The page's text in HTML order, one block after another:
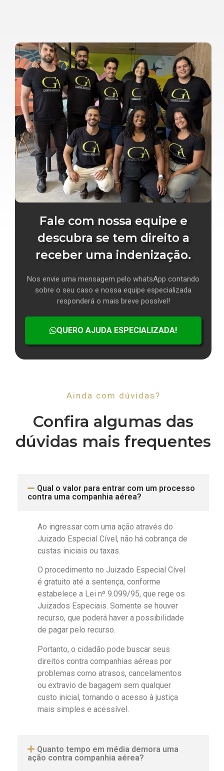
Fale com nossa equipe e
descubra se tem direito a
receber uma indenização.
Nos envie uma mensagem pelo whatsApp contando
sobre o seu caso e nossa equipe especializada
responderá o mais breve possível!
QUERO AJUDA ESPECIALIZADA!
Ainda com dúvidas?
Confira algumas das
dúvidas mais frequentes
Qual o valor para entrar com um processo
contra uma companhia aérea?
Ao ingressar com uma ação através do
Juizado Especial Cível, não há cobrança de
custas iniciais ou taxas.
O procedimento no Juizado Especial Cível
é gratuito até a sentença, conforme
estabelece a Lei nº 9.099/95, que rege os
Juizados Especiais. Somente se houver
recurso, que poderá haver a possibilidade
de pagar pelo recurso.
Portanto, o cidadão pode buscar seus
direitos contra companhias aéreas por
problemas como atrasos, cancelamentos
ou extravio de bagagem sem qualquer
custo inicial, tornando o acesso à justiça
mais simples e acessível.
Quanto tempo em média demora uma
ação contra companhia aérea?